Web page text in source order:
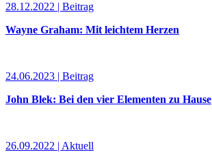
28.12.2022 | Beitrag
Wayne Graham: Mit leichtem Herzen
24.06.2023 | Beitrag
John Blek: Bei den vier Elementen zu Hause
26.09.2022 | Aktuell